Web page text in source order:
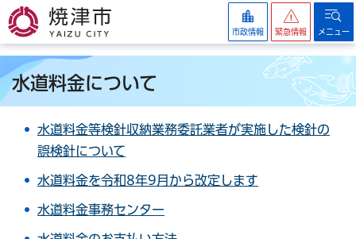
焼津市
市政情報 緊急情報 メニュー
水道料金について
水道料金等検針収納業務委託業者が実施した検針の
誤検針について
水道料金を令和8年9月から改定します
水道料金事務センター